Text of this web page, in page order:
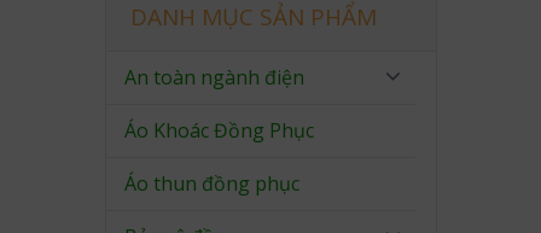
DANH MỤC SẢN PHẨM
An toàn ngành điện
Áo Khoác Đồng Phục
Áo thun đồng phục